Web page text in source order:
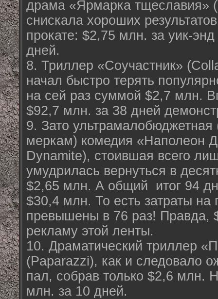
драма «Ярмарка тщеславия»
снискала хороших
прокате: $2,75 млн. за уик-
дней.
8. Триллер «Соучастник»
начал быстро терять
на сей раз суммой $2,7 млн.
$92,7 млн. за 38 дней
9. Зато
меркам) комедия «Наполеон
Dynamite), стоившая всего
умудрилась вернуться в
$2,65 млн. А общий итог 94
$30,4 млн. То есть затраты на
превышены в 76 раз! Правда,
рекламу этой ленты.
10. Драматический триллер
(Paparazzi), как и следовало
пал, собрав только $2,6 млн.
млн. за 10 дней.